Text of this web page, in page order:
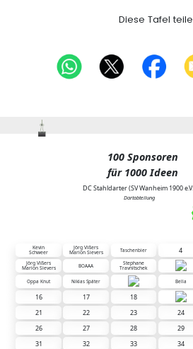
Diese Tafel
100 Sponsoren
für 1000 Ideen
DC Stahldarter (SV Wanheim 1900
Dartabteilung
Kevin
Schweer
Jörg Vißers
Marion Sievers Taschenbier 4
Jörg Vißers
Marion Sievers BOAAA Stephane
Travnitschek
Oppa Knut Niklas Später Bella
16
17 18
21
22 23 24
26
27 28 29
31
32 33 34